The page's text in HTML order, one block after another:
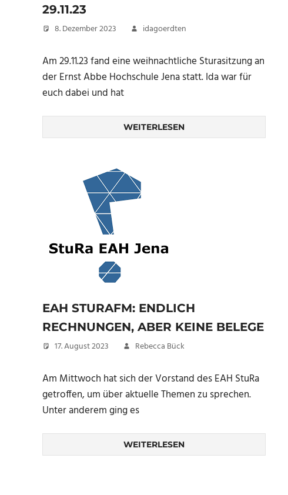
29.11.23
8. Dezember 2023 idagoerdten
Am 29.11.23 fand eine weihnachtliche Sturasitzung an
der Ernst Abbe Hochschule Jena statt. Ida war für
euch dabei und hat
WEITERLESEN
EAH STURAFM: ENDLICH
RECHNUNGEN, ABER KEINE BELEGE
17. August 2023 Rebecca Bück
Am Mittwoch hat sich der Vorstand des EAH StuRa
getroffen, um über aktuelle Themen zu sprechen.
Unter anderem ging es
WEITERLESEN